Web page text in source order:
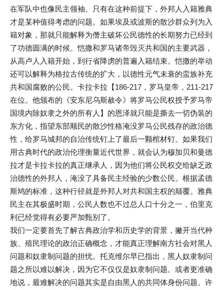
在军队中也像民主领袖。只有在这种前提下，外邦人入籍雅典
才是某种值得考虑的问题。如果埃及或波斯的散沙群众列为入
籍对象，那就只能解释为僭主破坏公民德性的长期努力已经到
了功德圆满的时候。恺撒和罗马诸帝毁灭共和国的主要武器，
从高卢人入籍开始，到行省降虏的普遍入籍结束。恺撒的举动
还可以解释为格拉古传统的扩大，以德性元气未衰的蛮族补充
共和国腐败的公民。卡拉卡拉【186-217，罗马皇帝，211-217
在位。他颁布的《安东尼乌斯赦令》将罗马公民权授予罗马帝
国境内除奴隶之外的所有人】的恩泽就只能是撕去一切伪装的
东方化，指望东部顺民的散沙性格淹没罗马公民残存的政治德
性，给罗马城邦的自治传统钉上了最后一颗棺材钉。如果我们
用古典时代的政治伦理衡量近代世界，就会认为穆加贝和曼德
拉才是卡拉卡拉的真正继承人，因为他们将公民权交给缺乏政
治德性的外邦人，淹没了具备民主经验的少数公民。根据孟德
斯鸠的标准，这种行径就是外邦人对共和国主权的颠覆。雅典
民主在其极盛时期，公民人数也不过总人口十分之一，伯里克
利已经觉得有必要严加甄别了。
我们一定要首先了解古典政治学和历史学的背景，撇开当代种
族、殖民理论的政治正确概念，才能真正理解南方社会对黑人
问题和奴隶制问题的担忧。托克维尔早已指出，黑人奴隶制问
题之所以难以解决，因为它不仅仅是奴隶制问题。或者更准确
地说，最难解决的问题其实是自由黑人的共同体身份问题。许